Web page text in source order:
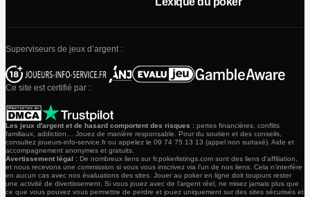
Superviseurs de jeux d’argent :
Ce site est certifié par :
Les jeux d'argent et de hasard comportent des risques : pertes financières, conflits
familiaux, addiction… Jouez de manière responsable. Pour du soutien et des conseils,
consultez joueurs-info-service.fr ou appelez le 09 74 75 13 13 (appel non surtaxé). Aide et
accompagnement anonymes et gratuits.
Avertissement légal : De nombreux liens sur fr.pokerlistings.com sont des liens d’affiliation,
et nous recevons une commission si vous vous inscrivez via l’un de nos liens. Cela n’interfère
en aucun cas avec nos évaluations des sites. Jouer au poker en ligne doit toujours rester
une activité de divertissement. Si vous jouez avec de l’argent réel, ne misez jamais plus que
ce que vous pouvez vous permettre de perdre et jouez uniquement sur des sites sécurisés et